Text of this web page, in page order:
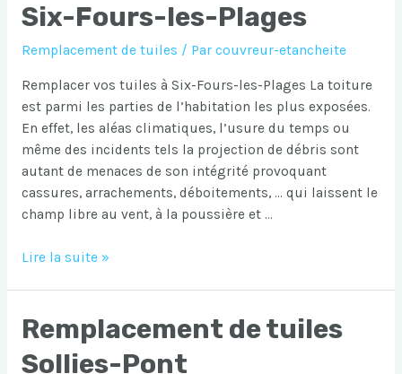
Six-Fours-les-Plages
Remplacement de tuiles / Par couvreur-etancheite
Remplacer vos tuiles à Six-Fours-les-Plages La toiture
est parmi les parties de l’habitation les plus exposées.
En effet, les aléas climatiques, l’usure du temps ou
même des incidents tels la projection de débris sont
autant de menaces de son intégrité provoquant
cassures, arrachements, déboitements, … qui laissent le
champ libre au vent, à la poussière et …
Remplacement
Six-
Fours-
les-
Lire la suite »
Remplacement de tuiles
Sollies-Pont